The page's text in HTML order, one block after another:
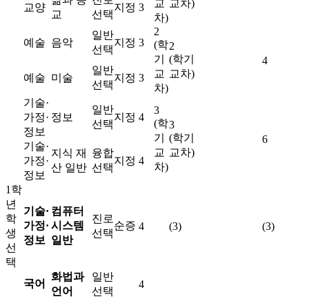
교
차)
교차)
교양
교
선택
지정 3
예술 음악
일반
선택
지정 3
2
(학
기
교
차)
2
(학기
교차)
4
예술 미술
일반
선택
지정 3
기술·
가정·
정보
정보
일반
선택
지정 4
3
(학
기
교
차)
3
(학기
교차)
6
기술·
가정·
정보
지식 재
산 일반
융합
선택
지정 4
1학
년
학
생
선
택
기술·
가정·
정보
컴퓨터
시스템
일반
진로
선택
순증 4 (3) (3)
국어
화법과
언어
일반
선택
4